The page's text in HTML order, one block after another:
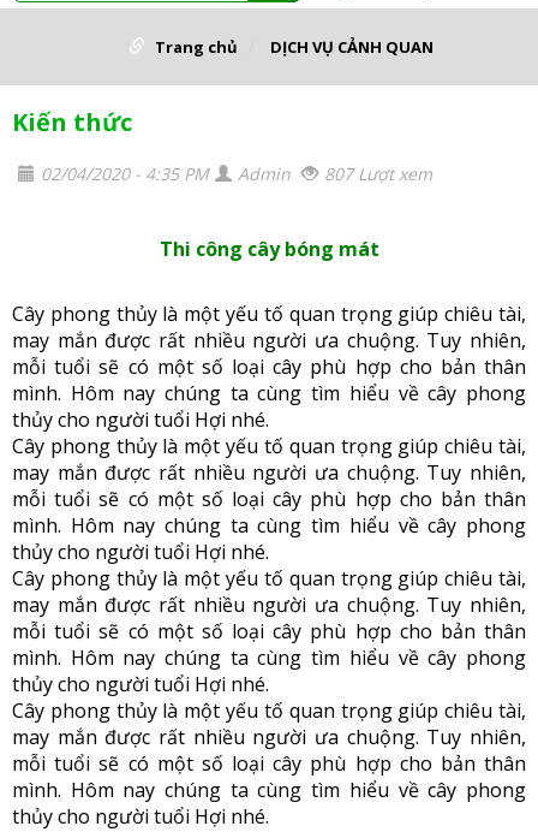
Trang chủ DỊCH VỤ CẢNH QUAN
Kiến thức
02/04/2020 - 4:35 PM Admin 807 Lượt xem
Thi công cây bóng mát
Cây phong thủy là một yếu tố quan trọng giúp chiêu tài,
may mắn được rất nhiều người ưa chuộng. Tuy nhiên,
mỗi tuổi sẽ có một số loại cây phù hợp cho bản thân
mình. Hôm nay chúng ta cùng tìm hiểu về cây phong
thủy cho người tuổi Hợi nhé.
Cây phong thủy là một yếu tố quan trọng giúp chiêu tài,
may mắn được rất nhiều người ưa chuộng. Tuy nhiên,
mỗi tuổi sẽ có một số loại cây phù hợp cho bản thân
mình. Hôm nay chúng ta cùng tìm hiểu về cây phong
thủy cho người tuổi Hợi nhé.
Cây phong thủy là một yếu tố quan trọng giúp chiêu tài,
may mắn được rất nhiều người ưa chuộng. Tuy nhiên,
mỗi tuổi sẽ có một số loại cây phù hợp cho bản thân
mình. Hôm nay chúng ta cùng tìm hiểu về cây phong
thủy cho người tuổi Hợi nhé.
Cây phong thủy là một yếu tố quan trọng giúp chiêu tài,
may mắn được rất nhiều người ưa chuộng. Tuy nhiên,
mỗi tuổi sẽ có một số loại cây phù hợp cho bản thân
mình. Hôm nay chúng ta cùng tìm hiểu về cây phong
thủy cho người tuổi Hợi nhé.